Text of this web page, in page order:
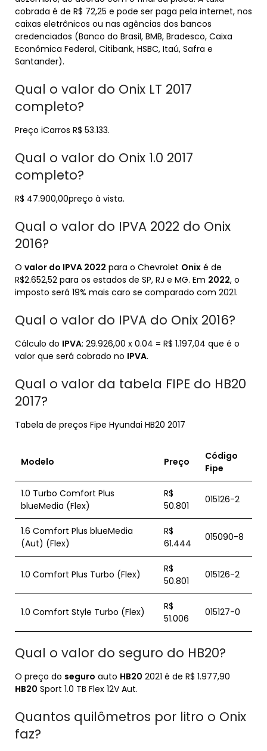
cobrada é de R$ 72,25 e pode ser paga pela internet, nos
caixas eletrônicos ou nas agências dos bancos
credenciados (Banco do Brasil, BMB, Bradesco, Caixa
Econômica Federal, Citibank, HSBC, Itaú, Safra e
Santander).
Qual o valor do Onix LT 2017
completo?
Preço iCarros R$ 53.133.
Qual o valor do Onix 1.0 2017
completo?
R$ 47.900,00preço à vista.
Qual o valor do IPVA 2022 do Onix
2016?
O valor do IPVA 2022 para o Chevrolet Onix é de
R$2.652,52 para os estados de SP, RJ e MG. Em 2022, o
imposto será 19% mais caro se comparado com 2021.
Qual o valor do IPVA do Onix 2016?
Cálculo do IPVA: 29.926,00 x 0.04 = R$ 1.197,04 que é o
valor que será cobrado no IPVA.
Qual o valor da tabela FIPE do HB20
2017?
Tabela de preços Fipe Hyundai HB20 2017
Modelo Preço
Código
Fipe
1.0 Turbo Comfort Plus
blueMedia (Flex)
R$
50.801
015126-2
1.6 Comfort Plus blueMedia
(Aut) (Flex)
R$
61.444
015090-8
1.0 Comfort Plus Turbo (Flex)
R$
50.801
015126-2
1.0 Comfort Style Turbo (Flex)
R$
51.006
015127-0
Qual o valor do seguro do HB20?
O preço do seguro auto HB20 2021 é de R$ 1.977,90
HB20 Sport 1.0 TB Flex 12V Aut.
Quantos quilômetros por litro o Onix
faz?